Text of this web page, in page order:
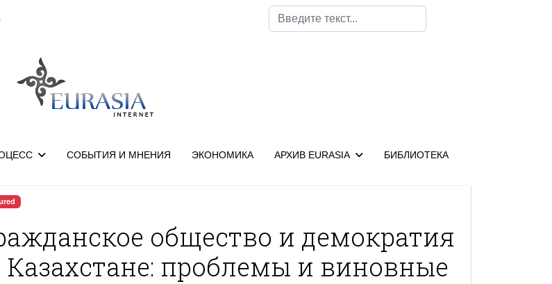
Поиск
СОБЫТИЯ И МНЕНИЯ ЭКОНОМИКА АРХИВ EURASIA БИБЛИОТЕКА
общество и демократия
Казахстане: проблемы и виновные